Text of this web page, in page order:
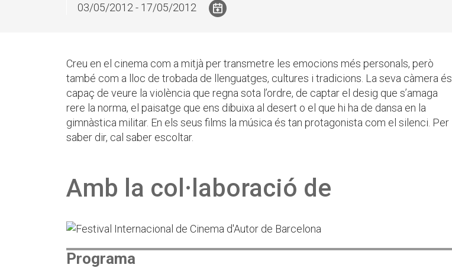
03/05/2012 - 17/05/2012
Creu en el cinema com a mitjà per transmetre les emocions més personals, però
també com a lloc de trobada de llenguatges, cultures i tradicions. La seva càmera és
capaç de veure la violència que regna sota l’ordre, de captar el desig que s’amaga
rere la norma, el paisatge que ens dibuixa al desert o el que hi ha de dansa en la
gimnàstica militar. En els seus films la música és tan protagonista com el silenci. Per
saber dir, cal saber escoltar.
Amb la col·laboració de
Programa